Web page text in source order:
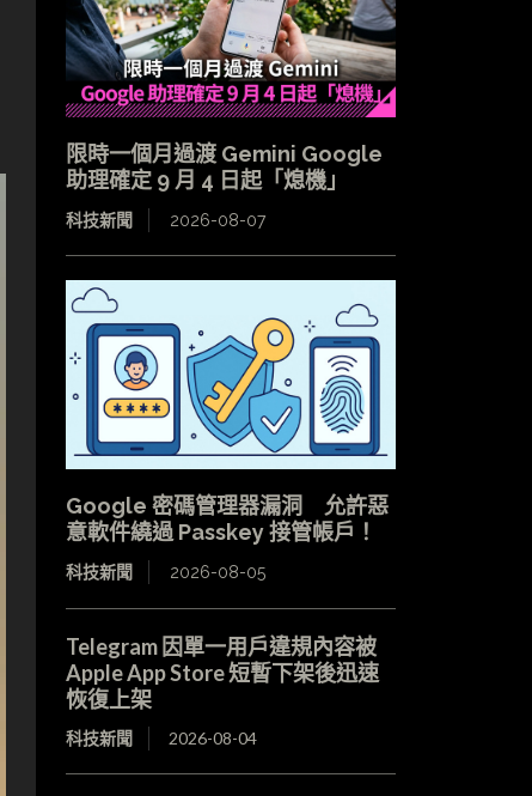
限時一個月過渡 Gemini Google
助理確定 9 月 4 日起「熄機」
科技新聞 2026-08-07
Google 密碼管理器漏洞 允許惡
意軟件繞過 Passkey 接管帳戶！
科技新聞 2026-08-05
Telegram 因單一用戶違規內容被
Apple App Store 短暫下架後迅速
恢復上架
科技新聞 2026-08-04